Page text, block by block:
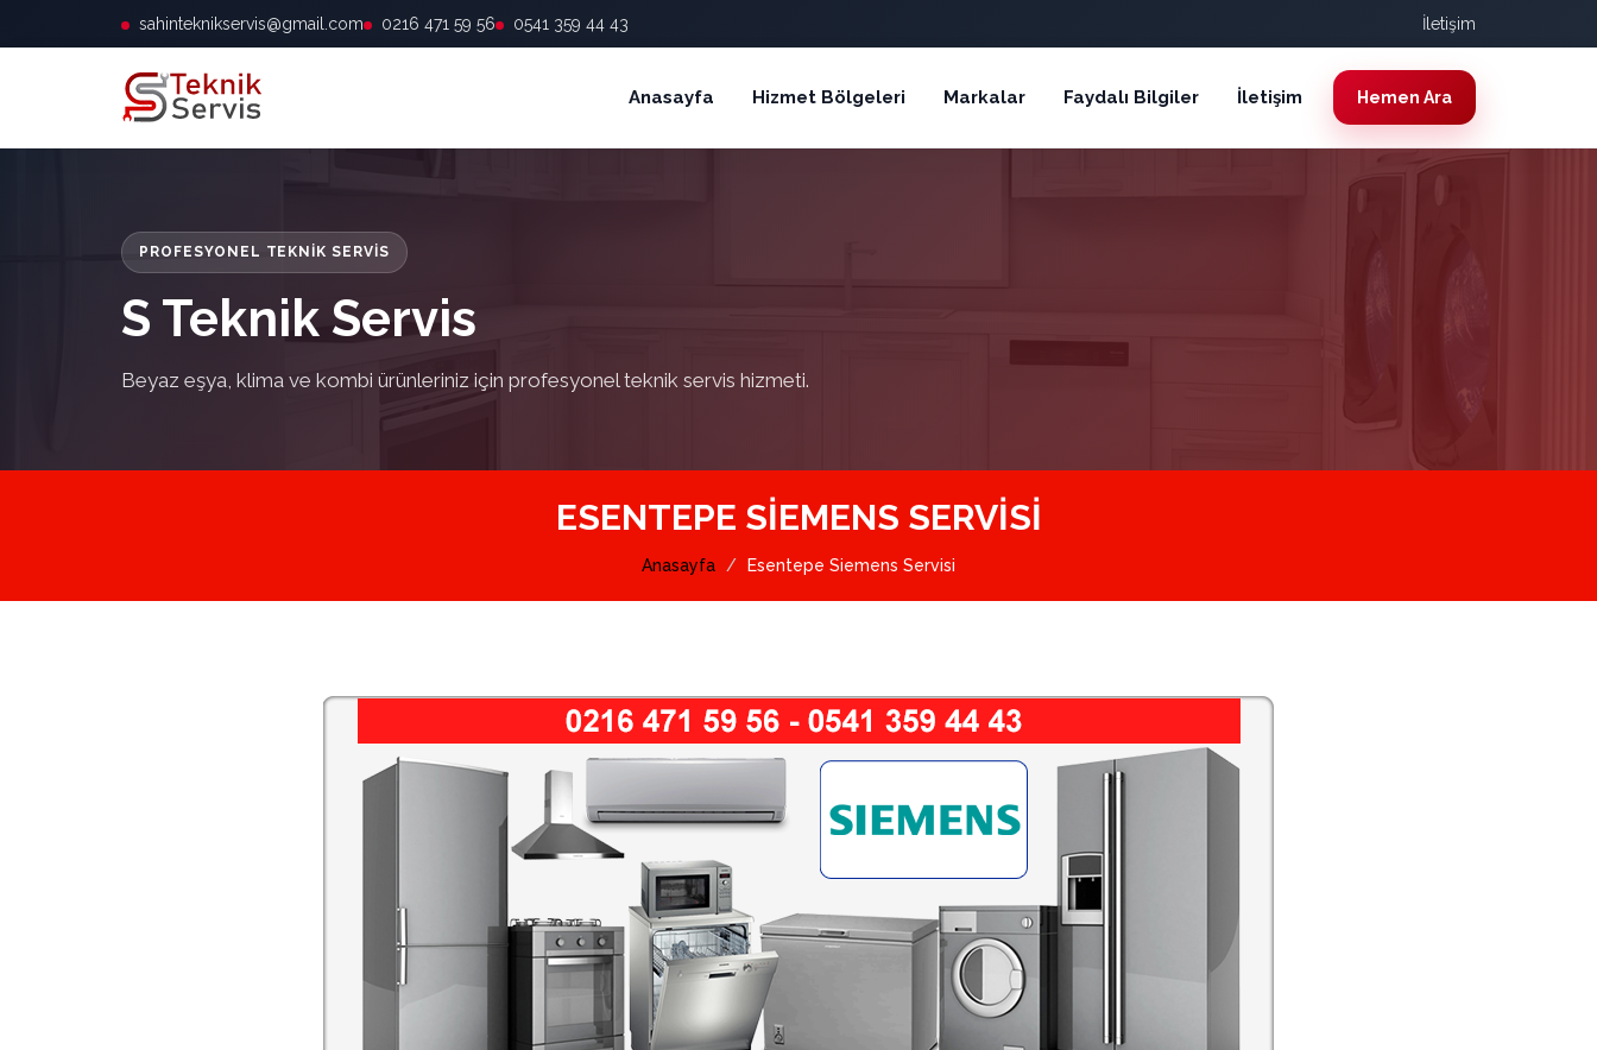
sahinteknikservis@gmail.com 0216 471 59 56 0541 359 44 43 İletişim
Anasayfa Hizmet Bölgeleri Markalar Faydalı Bilgiler İletişim Hemen Ara
PROFESYONEL TEKNIK SERVIS
S Teknik Servis
Beyaz eşya, klima ve kombi ürünleriniz için profesyonel teknik servis hizmeti.
ESENTEPE SIEMENS SERVISI
Anasayfa Esentepe Siemens Servisi